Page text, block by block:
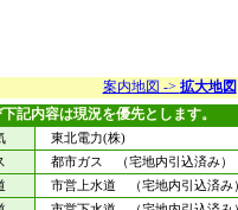
案内地図 -> 拡大地図
記内容は現況を優先とします。
東北電力(株)
都市ガス （宅地内引込済み）
市営上水道 （宅地内引込済み